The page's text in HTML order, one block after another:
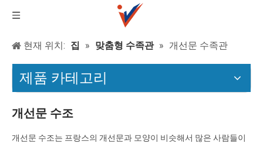
현재 위치: 집 » 맞춤형 수족관 » 개선문 수족관
제품 카테고리
개선문 수조
개선문 수조는 프랑스의 개선문과 모양이 비슷해서 많은 사람들이